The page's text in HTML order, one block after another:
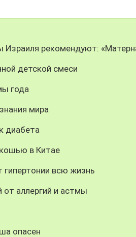
Израиля рекомендуют:
детской смеси
года
мира
диабета
в Китае
гипертонии всю жизнь
аллергий и астмы
опасен